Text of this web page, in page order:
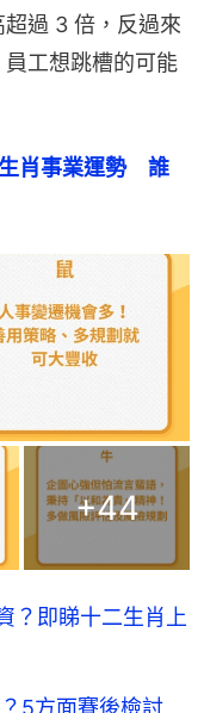
過 3 倍，反過來
工想跳槽的可能
肖事業運勢　誰
+44
？即睇十二生肖上
5方面賽後檢討